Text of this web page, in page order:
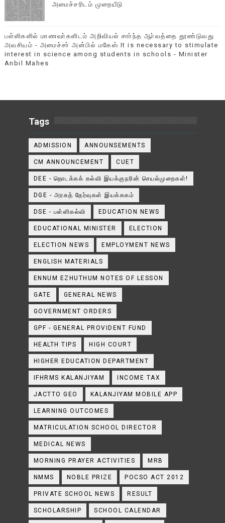
அமைச்சரிடம் முறையீடு
பள்ளிகளில் மாணவா்களிடம் அறிவியல் சாா்ந்த ஆா்வத்தை தூண்டுவது
அவசியம் - அமைச்சா் அன்பில் மகேஸ் It is necessary to stimulate
interest in science among students in schools - Minister
Anbil Mahes
Tags
ADMISSION ANNOUNSEMENTS
CM ANNOUNCEMENT CUET
DEE - தொடக்கக் கல்வி இயக்குநரின் செயல்முறைகள்!
DGE - அரசுத் தேர்வுகள் இயக்ககம்
DSE - பள்ளிகல்வி EDUCATION NEWS
EDUCATIONAL MINISTER ELECTION
ELECTION NEWS EMPLOYMENT NEWS
ENGLISH MATERIALS
ENNUM EZHUTHUM NOTES OF LESSON
GATE GENERAL NEWS
GOVERNMENT ORDERS
GPF - GENERAL PROVIDENT FUND
HEALTH TIPS HIGH COURT
HIGHER EDUCATION DEPARTMENT
IFHRMS KALANJIYAM INCOME TAX
JACTTO GEO KALANJIYAM MOBILE APP
LEARNING OUTCOMES
MATRICULATION SCHOOL DIRECTOR
MEDICAL NEWS
MORNING PRAYER ACTIVITIES MRB
NMMS NOBLE PRIZE POCSO ACT 2012
PRIVATE SCHOOL NEWS RESULT
SCHOLARSHIP SCHOOL CALENDAR